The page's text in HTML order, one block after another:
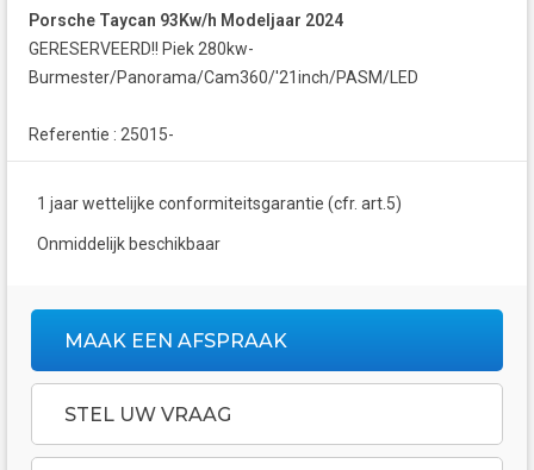
Porsche Taycan 93Kw/h Modeljaar 2024
GERESERVEERD!! Piek 280kw-
Burmester/Panorama/Cam360/'21inch/PASM/LED
Referentie : 25015-
1 jaar wettelijke conformiteitsgarantie (cfr. art.5)
Onmiddelijk beschikbaar
MAAK EEN AFSPRAAK
STEL UW VRAAG